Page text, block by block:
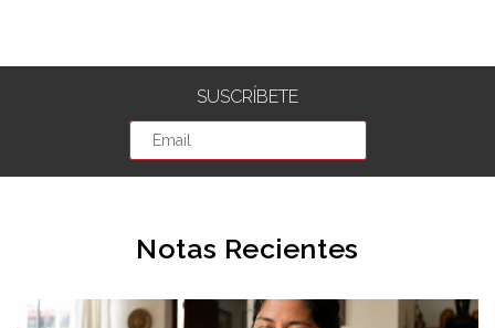
SUSCRÍBETE
Notas Recientes